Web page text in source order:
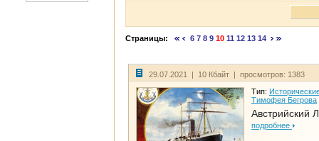
Страницы: 6 7 8 9 10 11 12 13 14
29.07.2021 | 10 Кбайт | просмотров: 1383
Тип:
Тимофея Бегрова
Австрийский
подробнее